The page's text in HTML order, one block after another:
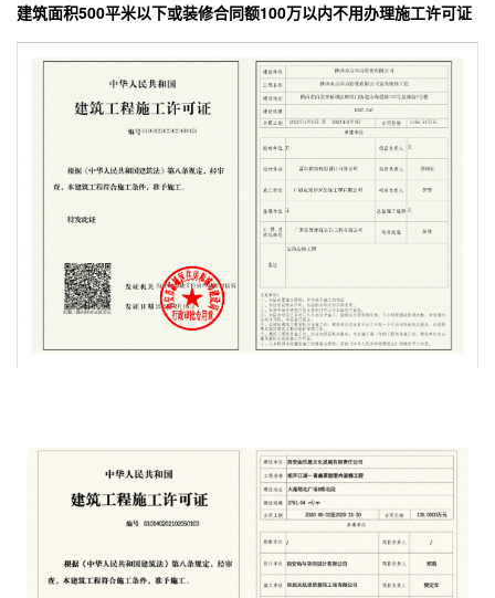
建筑面积500平米以下或装修合同额100万以内不用办理施工许可证